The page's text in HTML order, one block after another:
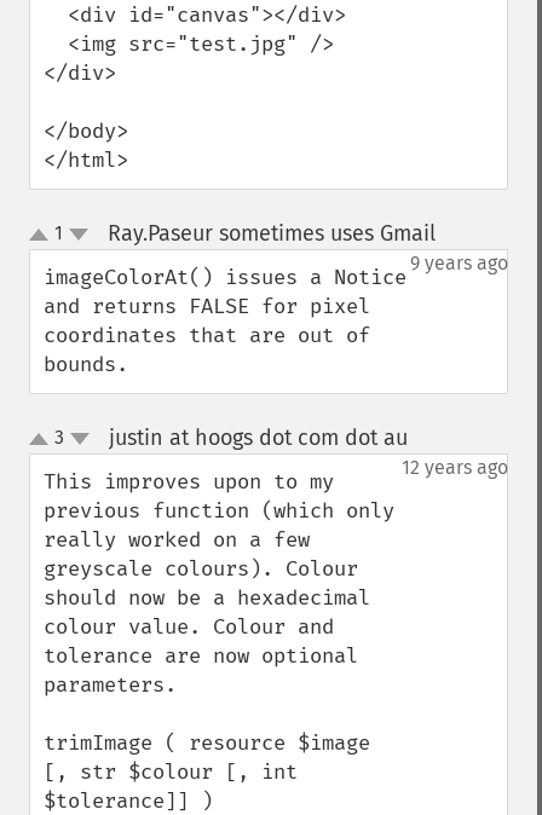
</div>
</body>
</html>
up
down
1 Ray.Paseur sometimes uses Gmail¶
9 years ago
imageColorAt() issues a Notice
and returns FALSE for pixel
coordinates that are out of
bounds.
up
down
3 justin at hoogs dot com dot au
12 years ago
This improves upon to my
previous function (which only
really worked on a few
greyscale colours). Colour
should now be a hexadecimal
colour value. Colour and
tolerance are now optional
parameters.
trimImage ( resource $image
[, str $colour [, int
$tolerance]] )